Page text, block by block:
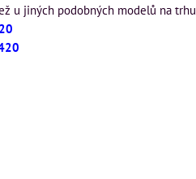
u jiných podobných modelů na trhu